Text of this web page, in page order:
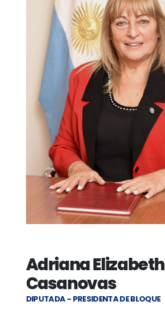
Adriana Elizabeth
Casanovas
DIPUTADA - PRESIDENTA DE BLOQUE